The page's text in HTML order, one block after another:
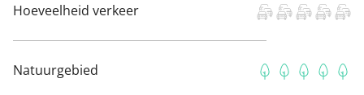
Hoeveelheid verkeer
Natuurgebied